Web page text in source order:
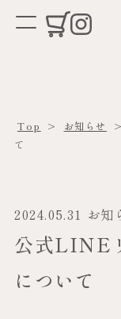
Top > お知らせ >
て
2024.05.31 お知
公式LINE
について